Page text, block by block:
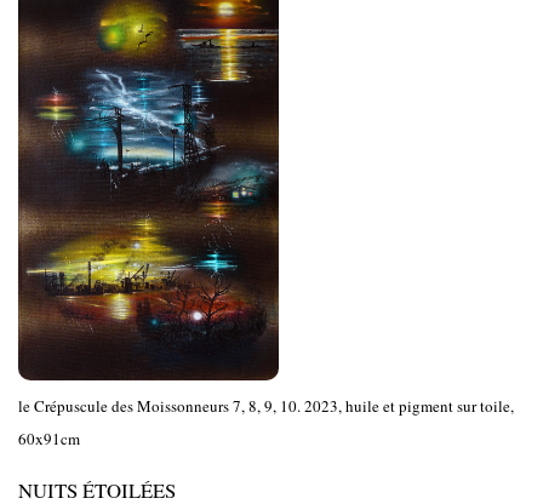
le Crépuscule des Moissonneurs 7, 8, 9, 10. 2023, huile et pigment sur toile,
60x91cm
NUITS ÉTOILÉES